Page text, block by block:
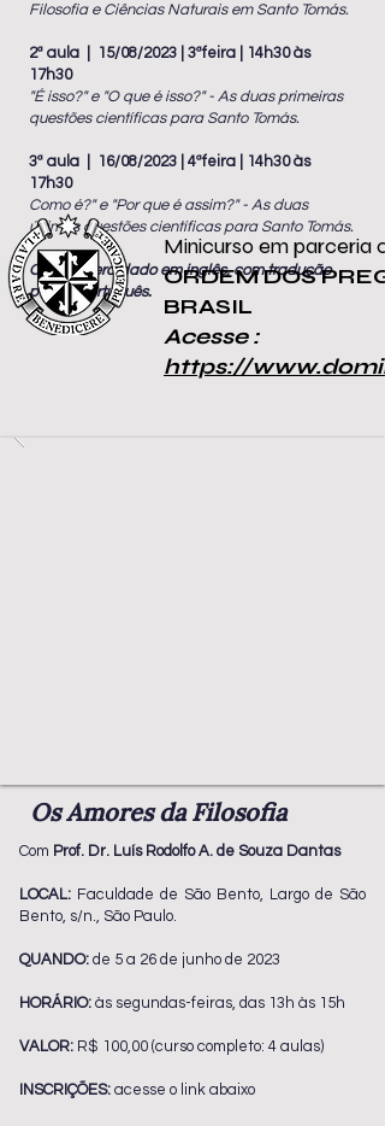
Filosofia e Ciências Naturais em Santo Tomás.
2ª aula | 15/08/2023 | 3ªfeira | 14h30 às
17h30
"É isso?" e "O que é isso?" - As duas primeiras
questões científicas para Santo Tomás.
3ª aula | 16/08/2023 | 4ªfeira | 14h30 às
17h30
Como é?" e "Por que é assim?" - As duas
últimas questões científicas para Santo Tomás.
O curso será dado em inglês, com tradução
para o português.
Minicurso em parceria
ORDEM DOS
BRASIL
Acesse :
https://
Os Amores da Filosofia
Com Prof. Dr. Luís Rodolfo A. de Souza Dantas
LOCAL: Faculdade de São Bento, Largo de São
Bento, s/n., São Paulo.
QUANDO: de 5 a 26 de junho de 2023
HORÁRIO: às segundas-feiras, das 13h às 15h
VALOR: R$ 100,00 (curso completo: 4 aulas)
INSCRIÇÕES: acesse o link abaixo